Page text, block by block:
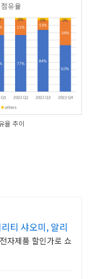
율 추이
티 샤오미, 알리
자제품 할인가로 쇼